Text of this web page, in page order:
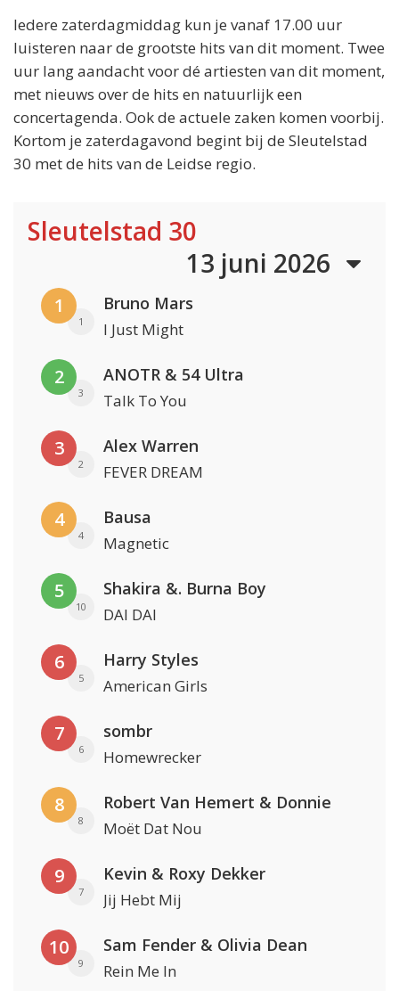
Iedere zaterdagmiddag kun je vanaf 17.00 uur
luisteren naar de grootste hits van dit moment. Twee
uur lang aandacht voor dé artiesten van dit moment,
met nieuws over de hits en natuurlijk een
concertagenda. Ook de actuele zaken komen voorbij.
Kortom je zaterdagavond begint bij de Sleutelstad
30 met de hits van de Leidse regio.
Sleutelstad 30
13 juni 2026
1
1
Bruno Mars
I Just Might
2
3
ANOTR & 54 Ultra
Talk To You
3
2
Alex Warren
FEVER DREAM
4
4
Bausa
Magnetic
5
10
Shakira &. Burna Boy
DAI DAI
6
5
Harry Styles
American Girls
7
6
sombr
Homewrecker
8
8
Robert Van Hemert & Donnie
Moët Dat Nou
9
7
Kevin & Roxy Dekker
Jij Hebt Mij
10
9
Sam Fender & Olivia Dean
Rein Me In